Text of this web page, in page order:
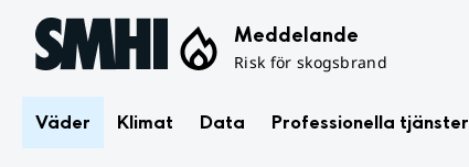
Hoppa till sidans innehåll Meddelande
Risk för skogsbrand
Väder Klimat Data Professionella tjänster